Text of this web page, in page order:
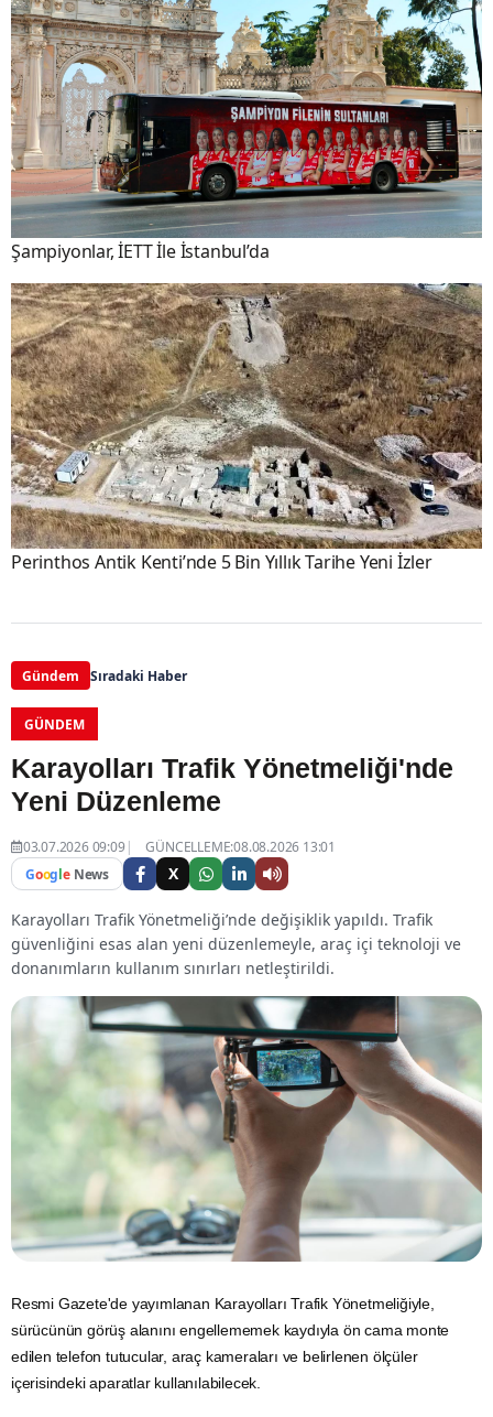
Şampiyonlar, İETT İle İstanbul’da
Perinthos Antik Kenti’nde 5 Bin Yıllık Tarihe Yeni İzler
Gündem Sıradaki Haber
GÜNDEM
Karayolları Trafik Yönetmeliği'nde
Yeni Düzenleme
03.07.2026 09:09
GÜNCELLEME:08.08.2026 13:01
Google News X
Karayolları Trafik Yönetmeliği’nde değişiklik yapıldı. Trafik
güvenliğini esas alan yeni düzenlemeyle, araç içi teknoloji ve
donanımların kullanım sınırları netleştirildi.
Resmi Gazete'de yayımlanan KarayollarıTrafik Yönetmeliğiyle,
sürücünün görüş alanını engellememek kaydıyla ön cama monte
edilen telefon tutucular, araç kameraları ve belirlenen ölçüler
içerisindeki aparatlar kullanılabilecek.